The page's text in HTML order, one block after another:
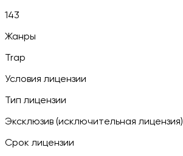
143
Жанры
Trap
Условия лицензии
Тип лицензии
Эксклюзив (исключительная лицензия)
Срок лицензии